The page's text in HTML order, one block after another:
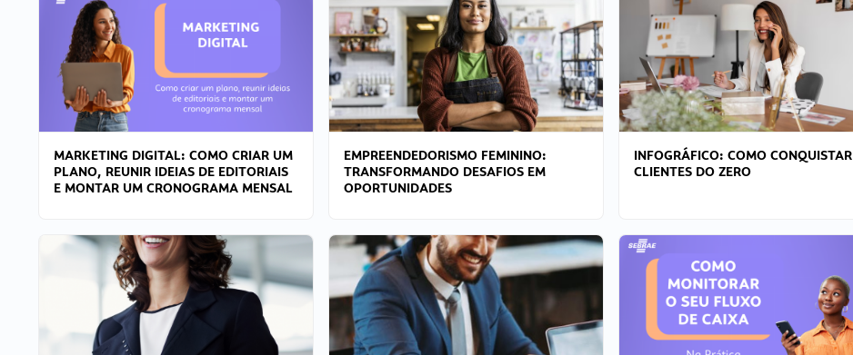
MARKETING DIGITAL: COMO CRIAR UM
PLANO, REUNIR IDEIAS DE EDITORIAIS
E MONTAR UM CRONOGRAMA MENSAL
EMPREENDEDORISMO FEMININO:
TRANSFORMANDO DESAFIOS EM
OPORTUNIDADES
INFOGRÁFICO: COMO CONQUISTAR
CLIENTES DO ZERO